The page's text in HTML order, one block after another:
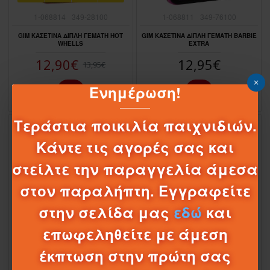
Ενημέρωση!
Τεράστια ποικιλία παιχνιδιών.
Κάντε τις αγορές σας και
στείλτε την παραγγελία άμεσα
στον παραλήπτη. Εγγραφείτε
στην σελίδα μας εδώ και
επωφεληθείτε με άμεση
έκπτωση στην πρώτη σας
GIM ΚΑΣΕΤΙΝΑ ΔΙΠΛΗ ΓΕΜΑΤΗ HOT
WHELLS
12,90€ 13,95€
GIM ΚΑΣΕΤΙΝΑ ΔΙΠΛΗ ΓΕΜΑΤΗ BARBIE
EXTRA
12,95€
508231
MUST ΣΧΟΛΙΚΗ ΚΑΣΕΤΙΝΑ ΓΕΜΑΤΗ
1-068525 337-04100
GIM ΚΑΣΕΤΙΝΑ ΔΙΠΛΗ ΓΕΜΑΤΗ